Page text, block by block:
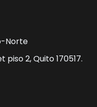
Norte
piso 2, Quito 170517.